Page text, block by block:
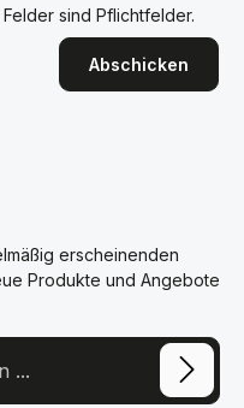
sind Pflichtfelder.
Abschicken
erscheinenden
Produkte und Angebote